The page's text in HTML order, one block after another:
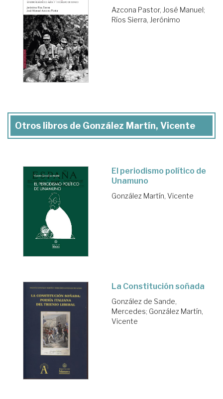
Azcona Pastor, José Manuel;
Ríos Sierra, Jerónimo
Otros libros de González Martín, Vicente
El periodismo político de
Unamuno
González Martín, Vicente
La Constitución soñada
González de Sande,
Mercedes; González Martín,
Vicente